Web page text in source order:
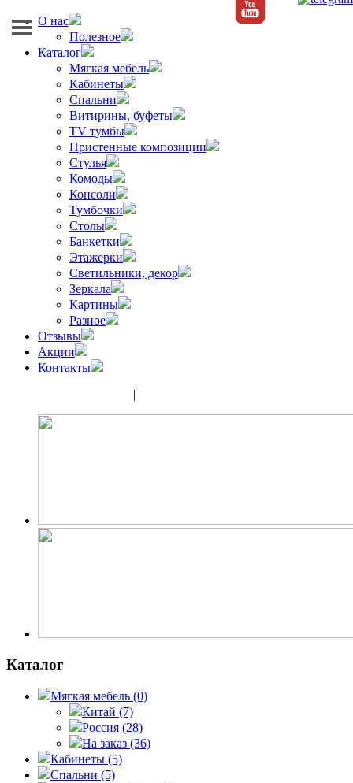
О нас
Полезное
Каталог
Мягкая мебель
Кабинеты
Спальни
Витирины, буфеты
TV тумбы
Пристенные композиции
Стулья
Комоды
Консоли
Тумбочки
Столы
Банкетки
Этажерки
Светильники, декор
Зеркала
Картины
Разное
Отзывы
Акции
Контакты
|
Каталог
Мягкая мебель (0)
Китай (7)
Россия (28)
На заказ (36)
Кабинеты (5)
Спальни (5)